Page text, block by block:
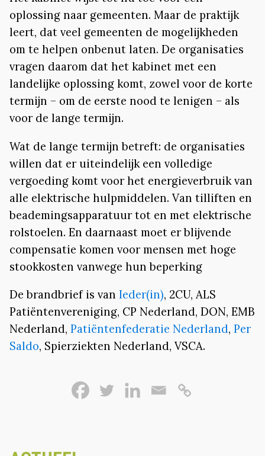
oplossing naar gemeenten. Maar de praktijk
leert, dat veel gemeenten de mogelijkheden
om te helpen onbenut laten. De organisaties
vragen daarom dat het kabinet met een
landelijke oplossing komt, zowel voor de korte
termijn – om de eerste nood te lenigen – als
voor de lange termijn.
Wat de lange termijn betreft: de organisaties
willen dat er uiteindelijk een volledige
vergoeding komt voor het energieverbruik van
alle elektrische hulpmiddelen. Van tilliften en
beademingsapparatuur tot en met elektrische
rolstoelen. En daarnaast moet er blijvende
compensatie komen voor mensen met hoge
stookkosten vanwege hun beperking
De brandbrief is van Ieder(in), 2CU, ALS
Patiëntenvereniging, CP Nederland, DON, EMB
Nederland, Patiëntenfederatie Nederland, Per
Saldo, Spierziekten Nederland, VSCA.